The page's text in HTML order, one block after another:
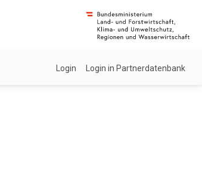
Login Login in Partnerdatenbank